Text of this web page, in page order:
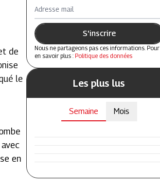
de
le
en
Adresse mail
S'inscrire
Nous ne partageons pas ces informations. Pour
en savoir plus : Politique des données
Les plus lus
Semaine Mois